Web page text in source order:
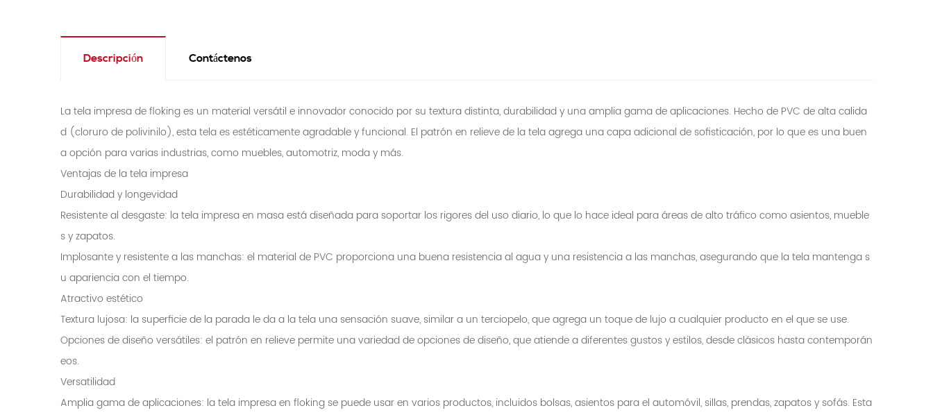
Descripción Contáctenos
La tela impresa de floking es un material versátil e innovador conocido por su textura distinta, durabilidad y una amplia gama de aplicaciones. Hecho de PVC de alta calida
d (cloruro de polivinilo), esta tela es estéticamente agradable y funcional. El patrón en relieve de la tela agrega una capa adicional de sofisticación, por lo que es una buen
a opción para varias industrias, como muebles, automotriz, moda y más.
Ventajas de la tela impresa
Durabilidad y longevidad
Resistente al desgaste: la tela impresa en masa está diseñada para soportar los rigores del uso diario, lo que lo hace ideal para áreas de alto tráfico como asientos, mueble
s y zapatos.
Implosante y resistente a las manchas: el material de PVC proporciona una buena resistencia al agua y una resistencia a las manchas, asegurando que la tela mantenga s
u apariencia con el tiempo.
Atractivo estético
Textura lujosa: la superficie de la parada le da a la tela una sensación suave, similar a un terciopelo, que agrega un toque de lujo a cualquier producto en el que se use.
Opciones de diseño versátiles: el patrón en relieve permite una variedad de opciones de diseño, que atiende a diferentes gustos y estilos, desde clásicos hasta contemporán
eos.
Versatilidad
Amplia gama de aplicaciones: la tela impresa en floking se puede usar en varios productos, incluidos bolsas, asientos para el automóvil, sillas, prendas, zapatos y sofás. Esta